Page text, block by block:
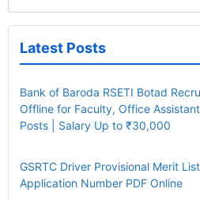
Latest Posts
Bank of Baroda RSETI Botad
Offline for Faculty, Office
Posts | Salary Up to ₹30,000
GSRTC Driver Provisional Merit
Application Number PDF Online